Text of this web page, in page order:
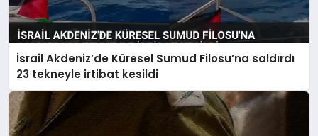
İsrail Akdeniz’de Küresel Sumud Filosu’na saldırdı
23 tekneyle irtibat kesildi